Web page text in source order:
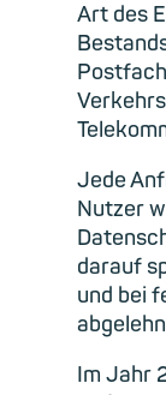
Art des
Jede
Nutzer
darauf
und bei
Im Jahr